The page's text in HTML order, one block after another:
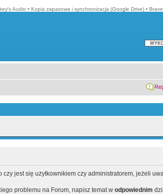
Audio • Kopia zapasowa i synchronizacja (Google Drive) •
czy jest się użytkownikiem czy administratorem, jeżeli
problemu na Forum, napisz temat w odpowiednim